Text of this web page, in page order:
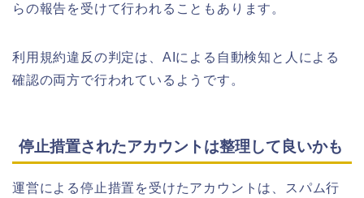
らの報告を受けて行われることもあります。
利用規約違反の判定は、AIによる自動検知と人による
確認の両方で行われているようです。
停止措置されたアカウントは整理して良いかも
運営による停止措置を受けたアカウントは、スパム行